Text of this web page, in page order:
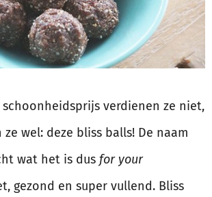
schoonheidsprijs verdienen ze niet,
wel: deze bliss balls! De naam
wat het is dus for your
gezond en super vullend. Bliss